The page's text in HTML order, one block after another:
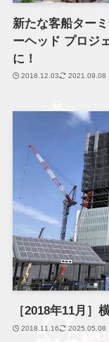
新たな客船ター
ーヘッド プロジ
に！
2018.12.03 2021.09.08
［2018年11月］
2018.11.16 2025.05.08